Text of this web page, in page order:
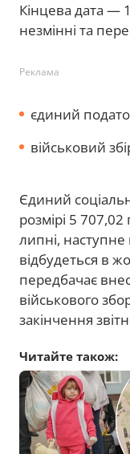
Кінцева дата —
незмінні та
Реклама
єдиний
військовий
Єдиний
розмірі 5
липні,
відбудеться в
передбачає
військового
закінчення
Читайте також: